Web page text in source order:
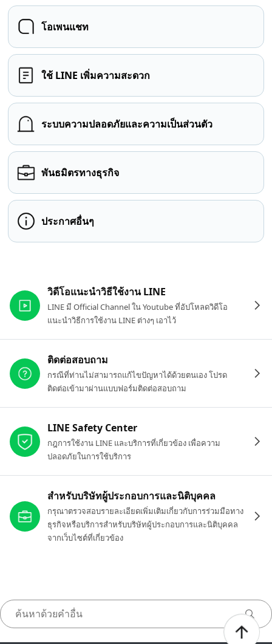
โอเพนแชท
ใช้ LINE เพิ่มความสะดวก
ระบบความปลอดภัยและความเป็นส่วนตัว
พันธมิตรทางธุรกิจ
ประกาศอื่นๆ
วิดีโอแนะนำวิธีใช้งาน LINE
LINE มี Official Channel ใน Youtube ที่อัปโหลดวิดีโอ
แนะนำวิธีการใช้งาน LINE ต่างๆ เอาไว้
ติดต่อสอบถาม
กรณีที่ท่านไม่สามารถแก้ไขปัญหาได้ด้วยตนเอง โปรด
ติดต่อเข้ามาผ่านแบบฟอร์มติดต่อสอบถาม
LINE Safety Center
กฎการใช้งาน LINE และบริการที่เกี่ยวข้อง เพื่อความ
ปลอดภัยในการใช้บริการ
สำหรับบริษัทผู้ประกอบการและนิติบุคคล
กรุณาตรวจสอบรายละเอียดเพิ่มเติมเกี่ยวกับการร่วมมือทาง
ธุรกิจหรือบริการสำหรับบริษัทผู้ประกอบการและนิติบุคคล
จากเว็บไซต์ที่เกี่ยวข้อง